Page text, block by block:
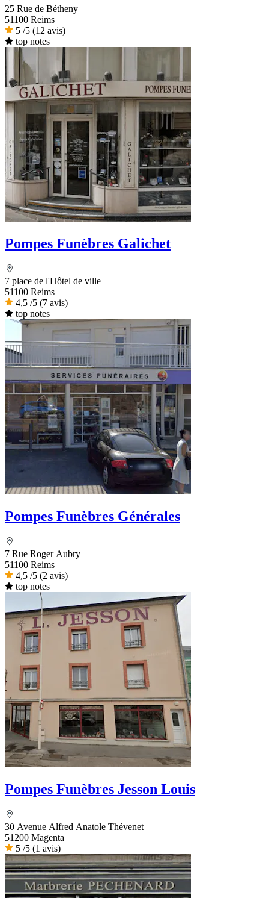
25 Rue de Bétheny
51100 Reims
5 /5 (12 avis)
top notes
Pompes Funèbres Galichet
7 place de l'Hôtel de ville
51100 Reims
4,5 /5 (7 avis)
top notes
Pompes Funèbres Générales
7 Rue Roger Aubry
51100 Reims
4,5 /5 (2 avis)
top notes
Pompes Funèbres Jesson Louis
30 Avenue Alfred Anatole Thévenet
51200 Magenta
5 /5 (1 avis)